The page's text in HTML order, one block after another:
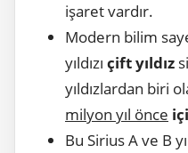
işaret vardır.
Modern bilim
yıldızı çift yıldız
yıldızlardan biri
milyon yıl önce
Bu Sirius A ve B